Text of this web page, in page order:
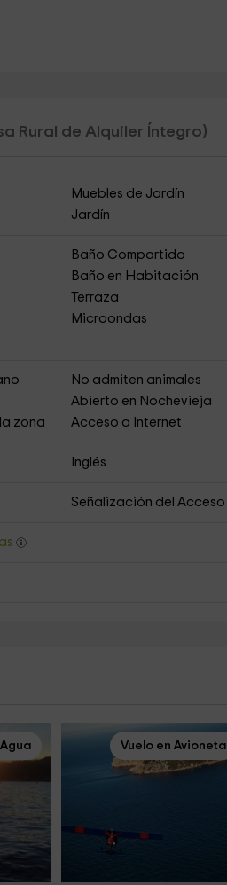
Rural de Alquiler Íntegro)
Muebles de Jardín
Jardín
Baño Compartido
Baño en Habitación
Terraza
Microondas
No admiten animales
Abierto en Nochevieja
zona
Acceso a Internet
Inglés
Señalización del Acceso
Vuelo en Avioneta